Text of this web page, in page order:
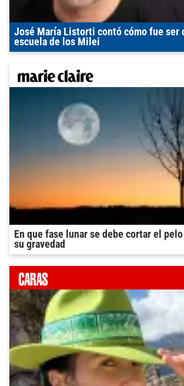
José María Listorti contó cómo fue ser
escuela de los Milei
En que fase lunar se debe cortar el
su gravedad